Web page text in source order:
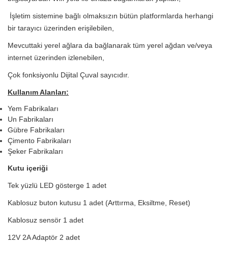
İşletim sistemine bağlı olmaksızın bütün platformlarda herhangi
bir tarayıcı üzerinden erişilebilen,
Mevcuttaki yerel ağlara da bağlanarak tüm yerel ağdan ve/veya
internet üzerinden izlenebilen,
Çok fonksiyonlu Dijital Çuval sayıcıdır.
Kullanım Alanları:
Yem Fabrikaları
Un Fabrikaları
Gübre Fabrikaları
Çimento Fabrikaları
Şeker Fabrikaları
Kutu içeriği
Tek yüzlü LED gösterge 1 adet
Kablosuz buton kutusu 1 adet (Arttırma, Eksiltme, Reset)
Kablosuz sensör 1 adet
12V 2A Adaptör 2 adet